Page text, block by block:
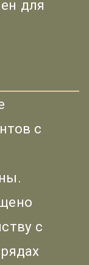
для
с
с